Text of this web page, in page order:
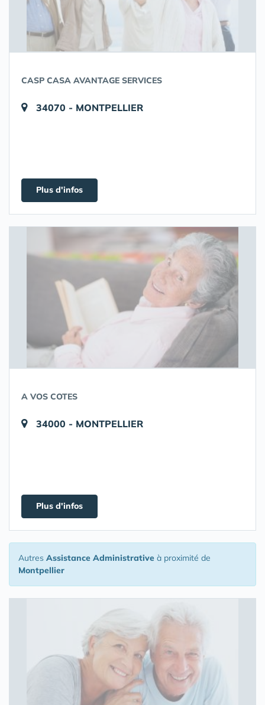
CASP CASA AVANTAGE SERVICES
34070 - MONTPELLIER
Plus d'infos
A VOS COTES
34000 - MONTPELLIER
Plus d'infos
Autres Assistance Administrative à proximité de
Montpellier